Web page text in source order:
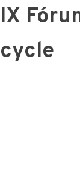
IX
cycle